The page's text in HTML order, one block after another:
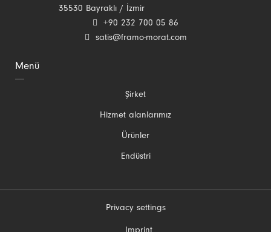
Menü
Şirket
Hizmet alanlarımız
Ürünler
Endüstri
35530 Bayraklı / İzmir
+90 232 700 05 86
satis@framo-morat.com
Privacy settings
Gezinmeyi